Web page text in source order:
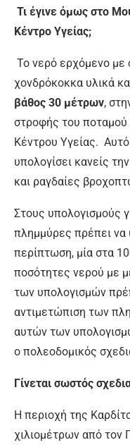
Τι έγινε όμως στο
Κέντρο Υγείας;
Το νερό ερχόμενο με
χονδρόκοκκα υλικά
βάθος 30 μέτρων,
στροφής του ποταμού
Κέντρου Υγείας.
υπολογίσει κανείς
και ραγδαίες
Στους υπολογισμούς
πλημμύρες πρέπει να
περίπτωση, μία στα
ποσότητες νερού με
των υπολογισμών
αντιμετώπιση των
αυτών των
ο πολεοδομικός
Γίνεται σωστός
Η περιοχή της
χιλιομέτρων από τον